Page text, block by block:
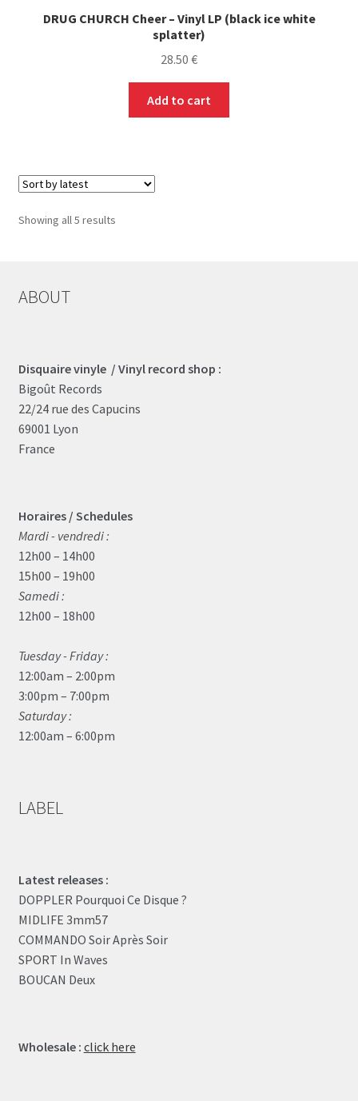
DRUG CHURCH Cheer – Vinyl LP (black ice white
splatter)
28.50 €
Add to cart
Showing all 5 resultsSorted
ABOUT
Disquaire vinyle / Vinyl record shop :
Bigoût Records
22/24 rue des Capucins
69001 Lyon
France
Horaires / Schedules
Mardi - vendredi :
12h00 – 14h00
15h00 – 19h00
Samedi :
12h00 – 18h00
Tuesday - Friday :
12:00am – 2:00pm
3:00pm – 7:00pm
Saturday :
12:00am – 6:00pm
LABEL
Latest releases :
DOPPLER Pourquoi Ce Disque ?
MIDLIFE 3mm57
COMMANDO Soir Après Soir
SPORT In Waves
BOUCAN Deux
Wholesale : click here